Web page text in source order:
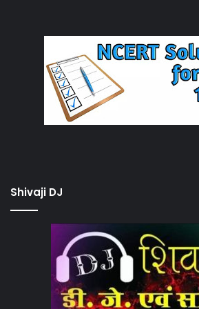
Shivaji DJ